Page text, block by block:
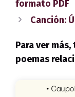
formato PDF
Canción:
Para ver
poemas